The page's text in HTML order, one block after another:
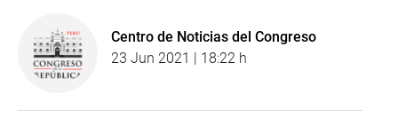
Centro de Noticias del Congreso
23 Jun 2021 | 18:22 h